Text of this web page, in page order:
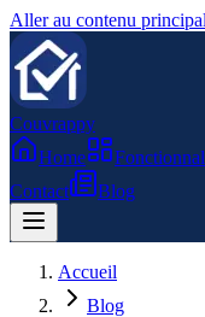
Aller au contenu principal
Couvrappy
Home
Contact
Blog
Accueil
Blog